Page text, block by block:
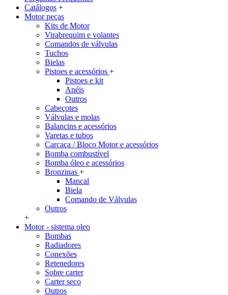
Catálogos +
Motor peças
Kits de Motor
Virabrequim e volantes
Comandos de válvulas
Tuchos
Bielas
Pistoes e acessórios +
Pistoes e kit
Anéis
Outros
Cabeçotes
Válvulas e molas
Balancins e acessórios
Varetas e tubos
Carcaça / Bloco Motor e acessórios
Bomba combustível
Bomba óleo e acessórios
Bronzinas +
Mancal
Biela
Comando de Válvulas
Outros
+
Motor - sistema oleo
Bombas
Radiadores
Conexões
Retenedores
Sobre carter
Carter seco
Outros